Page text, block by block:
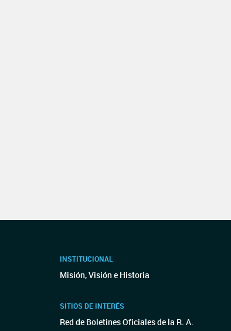
INSTITUCIONAL
Misión, Visión e Historia
SITIOS DE INTERÉS
Red de Boletines Oficiales de la R. A.